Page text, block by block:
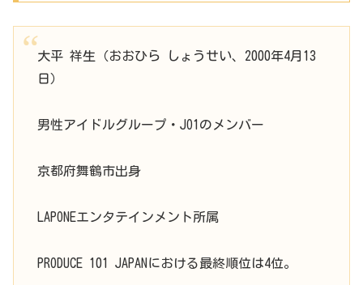
大平 祥生（おおひら しょうせい、2000年4月13
日）
男性アイドルグループ・JO1のメンバー
京都府舞鶴市出身
LAPONEエンタテインメント所属
PRODUCE 101 JAPANにおける最終順位は4位。